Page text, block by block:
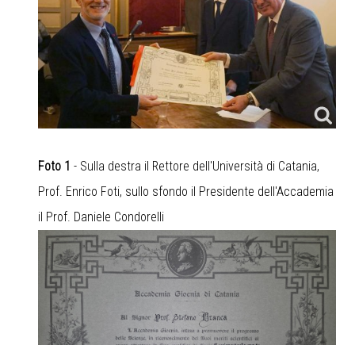
Foto 1 - Sulla destra il Rettore dell'Università di Catania,
Prof. Enrico Foti, sullo sfondo il Presidente dell'Accademia
il Prof. Daniele Condorelli